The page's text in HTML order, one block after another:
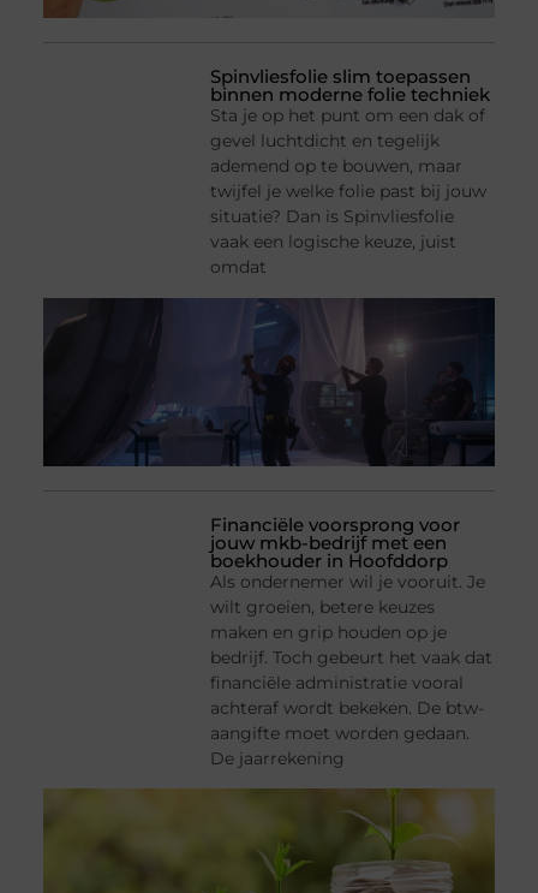
Spinvliesfolie slim toepassen
binnen moderne folie techniek
Sta je op het punt om een dak of
gevel luchtdicht en tegelijk
ademend op te bouwen, maar
twijfel je welke folie past bij jouw
situatie? Dan is Spinvliesfolie
vaak een logische keuze, juist
omdat
Financiële voorsprong voor
jouw mkb-bedrijf met een
boekhouder in Hoofddorp
Als ondernemer wil je vooruit. Je
wilt groeien, betere keuzes
maken en grip houden op je
bedrijf. Toch gebeurt het vaak dat
financiële administratie vooral
achteraf wordt bekeken. De btw-
aangifte moet worden gedaan.
De jaarrekening